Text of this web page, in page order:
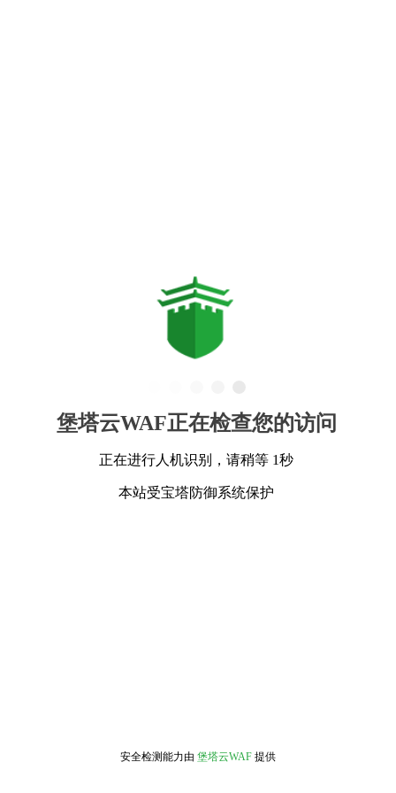
堡塔云WAF正在检查您的访问
正在进行人机识别，请稍等 1秒
本站受宝塔防御系统保护
安全检测能力由 堡塔云WAF 提供